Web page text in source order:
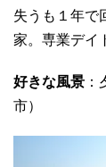
失うも１年で
家。専業デイ
好きな風景
市）